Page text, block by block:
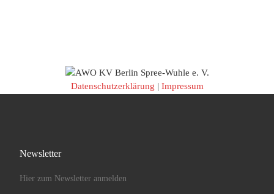
Datenschutzerklärung | Impressum
Newsletter
Hier zum Newsletter anmelden